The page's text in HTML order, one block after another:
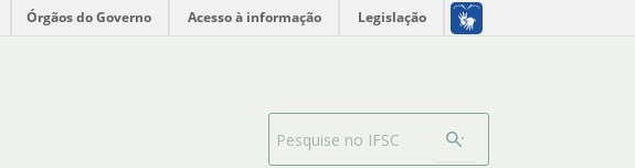
Órgãos do Governo Acesso à informação Legislação